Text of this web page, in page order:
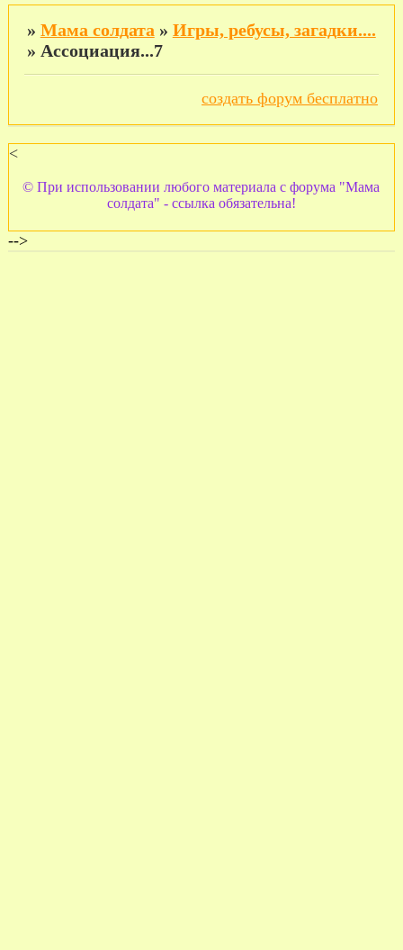
» Мама солдата » Игры, ребусы, загадки....
» Ассоциация...7
создать форум бесплатно
<
© При использовании любого материала с форума "Мама
солдата" - ссылка обязательна!
-->